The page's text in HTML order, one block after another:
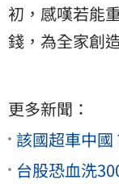
初，感嘆若能
錢，為全家創
更多新聞：
該國超車中
台股恐血洗